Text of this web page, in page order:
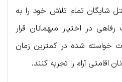
شایگان تمام تلاش خود را به
رفاهی در اختیار میهمانان قرار
خواسته شده در کمترین زمان
اقامتی آرام را تجربه کنند.